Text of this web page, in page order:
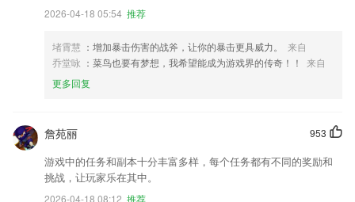
2026-04-18 05:54 推荐
堵霄慧 ：增加暴击伤害的战斧，让你的暴击更具威力。
来自
乔堂咏 ：菜鸟也要有梦想，我希望能成为游戏界的传奇！！
来自
更多回复
953
詹苑丽
游戏中的任务和副本十分丰富多样，每个任务都有不同的奖励和
挑战，让玩家乐在其中。
2026-04-18 08:12 推荐